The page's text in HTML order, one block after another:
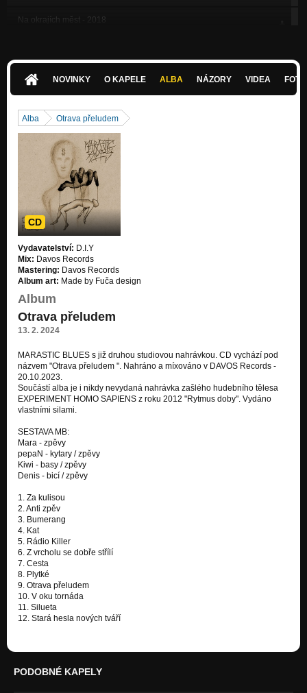
Na okrajích měst - 2018
Rytmus doby - 2012
Život za život - 2012
Nezařazeno
Jen jeden směr - 2017
Nezařazeno
NOVINKY O KAPELE ALBA NÁZORY VIDEA
Alba Otrava přeludem
CD
Vydavatelství: D.I.Y
Mix: Davos Records
Mastering: Davos Records
Album art: Made by Fuča design
Album
Otrava přeludem
13. 2. 2024
MARASTIC BLUES s již druhou studiovou nahrávkou. CD vychází pod
názvem "Otrava přeludem ". Nahráno a míxováno v DAVOS Records -
20.10.2023.
Součástí alba je i nikdy nevydaná nahrávka zašlého hudebního tělesa
EXPERIMENT HOMO SAPIENS z roku 2012 "Rytmus doby". Vydáno
vlastními silami.
SESTAVA MB:
Mara - zpěvy
pepaN - kytary / zpěvy
Kiwi - basy / zpěvy
Denis - bicí / zpěvy
1. Za kulisou
2. Anti zpěv
3. Bumerang
4. Kat
5. Rádio Killer
6. Z vrcholu se dobře střílí
7. Cesta
8. Plytké
9. Otrava přeludem
10. V oku tornáda
11. Silueta
12. Stará hesla nových tváří
PODOBNÉ KAPELY